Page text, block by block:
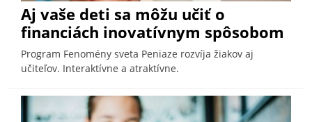
Aj vaše deti sa môžu učiť o
financiách inovatívnym spôsobom
Program Fenomény sveta Peniaze rozvíja žiakov aj
učiteľov. Interaktívne a atraktívne.